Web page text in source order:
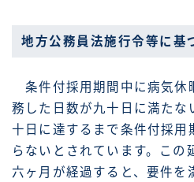
地方公務員法施行令等に基
条件付採用期間中に病気休
務した日数が九十日に満たな
十日に達するまで条件付採用
らないとされています。この
六ヶ月が経過すると、要件を